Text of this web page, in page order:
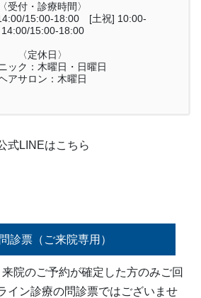
〈受付・診療時間〉
15:00-18:00 [土祝] 10:00-
14:00/15:00-18:00
〈定休日〉
ック：木曜日・日曜日
アサロン：木曜日
式LINEはこちら
診票（ご来院専用）
院のご予約が確定した方のみご回
イン診療の問診票ではございませ